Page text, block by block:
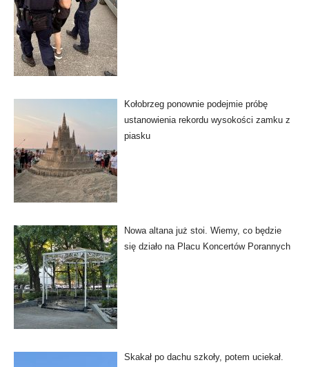
Kołobrzeg ponownie podejmie próbę
ustanowienia rekordu wysokości zamku z
piasku
Nowa altana już stoi. Wiemy, co będzie
się działo na Placu Koncertów Porannych
Skakał po dachu szkoły, potem uciekał.